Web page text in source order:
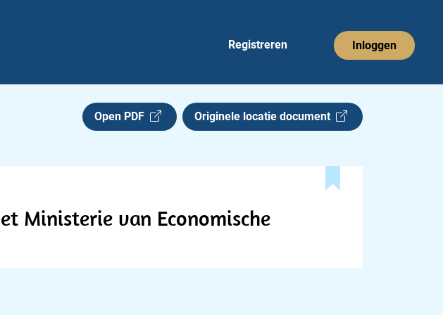
Registreren Inloggen
Open PDF Originele locatie document
Ministerie van Economische